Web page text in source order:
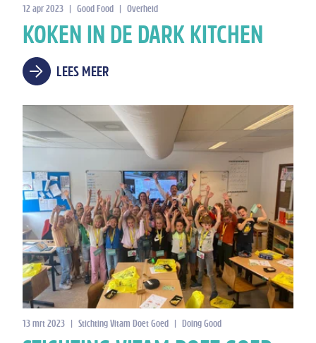
12 apr 2023 | Good Food | Overheid
KOKEN IN DE DARK KITCHEN
LEES MEER
13 mrt 2023 | Stichting Vitam Doet Goed | Doing Good